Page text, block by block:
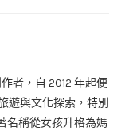
者，自 2012 年起便
遊與文化探索，特別
名稱從女孩升格為媽